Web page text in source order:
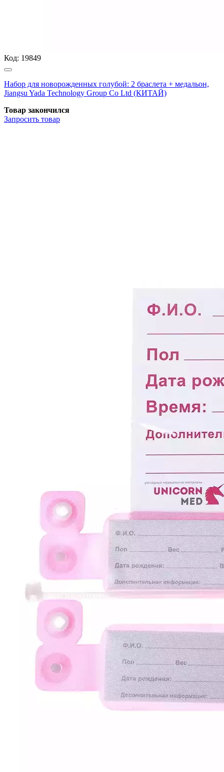
Код: 19849
Набор для новорожденных голубой: 2 браслета + медальон,
Jiangsu Yada Technology Group Co Ltd (КИТАЙ)
Товар закончился
Запросить товар